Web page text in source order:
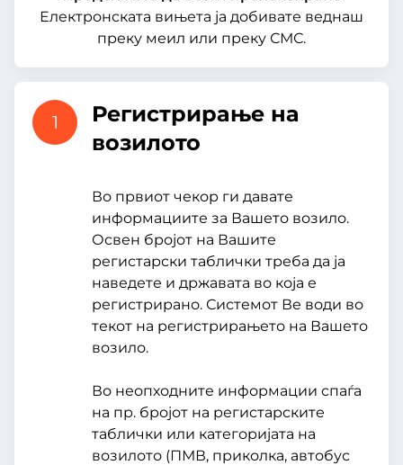
Електронската вињета ја добивате веднаш
преку меил или преку СМС.
1
Регистрирање на
возилото
Во првиот чекор ги давате
информациите за Вашето возило.
Освен бројот на Вашите
регистарски таблички треба да ја
наведете и државата во која е
регистрирано. Системот Ве води во
текот на регистрирањето на Вашето
возило.
Во неопходните информации спаѓа
на пр. бројот на регистарските
таблички или категоријата на
возилото (ПМВ, приколка, автобус